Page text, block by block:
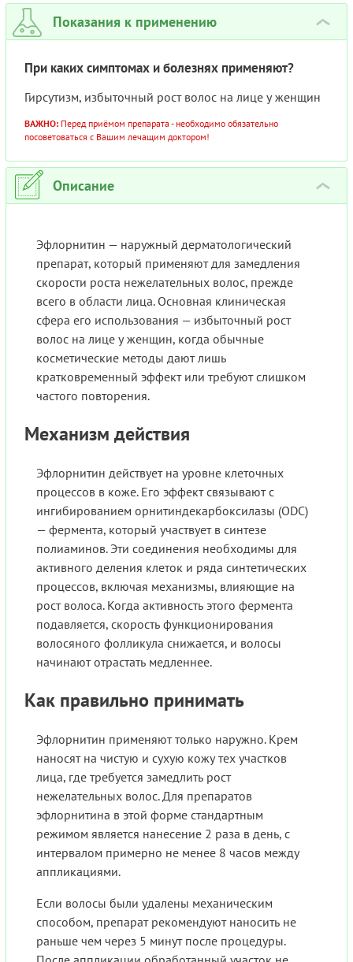
Показания к применению ›
При каких симптомах и болезнях применяют?
Гирсутизм, избыточный рост волос на лице у женщин
ВАЖНО: Перед приёмом препарата - необходимо обязательно
посоветоваться с Вашим лечащим доктором!
Описание ›
Эфлорнитин — наружный дерматологический
препарат, который применяют для замедления
скорости роста нежелательных волос, прежде
всего в области лица. Основная клиническая
сфера его использования — избыточный рост
волос на лице у женщин, когда обычные
косметические методы дают лишь
кратковременный эффект или требуют слишком
частого повторения.
Механизм действия
Эфлорнитин действует на уровне клеточных
процессов в коже. Его эффект связывают с
ингибированием орнитиндекарбоксилазы (ODC)
— фермента, который участвует в синтезе
полиаминов. Эти соединения необходимы для
активного деления клеток и ряда синтетических
процессов, включая механизмы, влияющие на
рост волоса. Когда активность этого фермента
подавляется, скорость функционирования
волосяного фолликула снижается, и волосы
начинают отрастать медленнее.
Как правильно принимать
Эфлорнитин применяют только наружно. Крем
наносят на чистую и сухую кожу тех участков
лица, где требуется замедлить рост
нежелательных волос. Для препаратов
эфлорнитина в этой форме стандартным
режимом является нанесение 2 раза в день, с
интервалом примерно не менее 8 часов между
аппликациями.
Если волосы были удалены механическим
способом, препарат рекомендуют наносить не
раньше чем через 5 минут после процедуры.